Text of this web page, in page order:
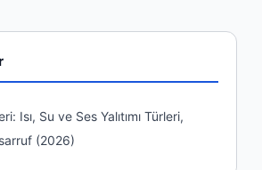
Isı, Su ve Ses Yalıtımı Türleri,
(2026)